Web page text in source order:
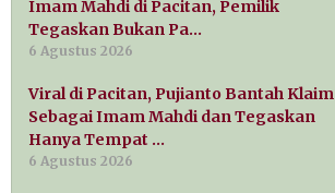
Imam Mahdi di Pacitan, Pemilik
Tegaskan Bukan Pa…
6 Agustus 2026
Viral di Pacitan, Pujianto Bantah Klaim
Sebagai Imam Mahdi dan Tegaskan
Hanya Tempat …
6 Agustus 2026